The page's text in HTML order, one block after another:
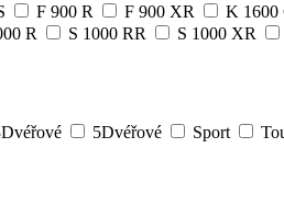
F 900 R F 900 XR K 1600
R
S 1000 RR S 1000 XR
5Dvéřové Sport